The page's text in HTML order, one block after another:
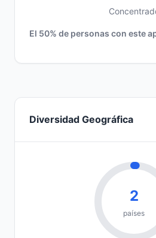
El 50% de personas con este
Diversidad Geográfica
2
países